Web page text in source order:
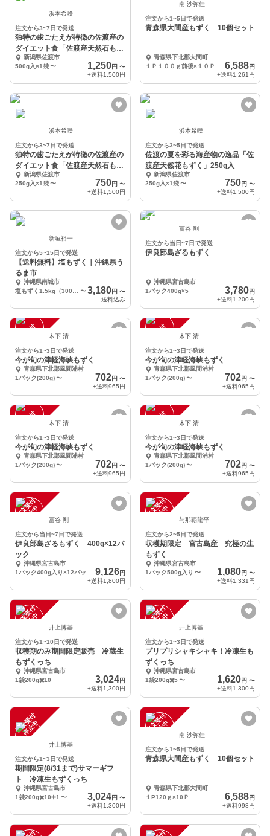
浜本希咲
注文から3~7日で発送
独特の歯ごたえが特徴の佐渡産の
ダイエット食「佐渡産天然石もず
く」500g入
新潟県佐渡市
500g入×1袋〜 1,250円 〜
+送料1,500円
南 沙弥佳
注文から1~5日で発送
青森県大間産もずく 10個セット
青森県下北郡大間町
１Ｐ１００ｇ前後×１０Ｐ
6,588円
+送料1,261円
浜本希咲
注文から3~7日で発送
独特の歯ごたえが特徴の佐渡産の
ダイエット食「佐渡産天然石もず
く」250g入
新潟県佐渡市
250g入×1袋〜 750円 〜
+送料1,500円
浜本希咲
注文から3~5日で発送
佐渡の夏を彩る海産物の逸品「佐
渡産天然花もずく」250g入
新潟県佐渡市
250g入×1袋 〜 750円 〜
+送料1,500円
新垣裕一
注文から5~15日で発送
【送料無料】塩もずく｜沖縄県う
るま市
沖縄県南城市
〜 3,180円 〜
送料込み
冨谷 剛
注文から当日~7日で発送
伊良部島ざるもずく
沖縄県宮古島市
1パック400g×5
3,780円
+送料1,200円
注
文
受
付
停
止 木下 清
注文から1~3日で発送
今が旬の津軽海峡もずく
青森県下北郡風間浦村
1パック(200g)〜 702円 〜
+送料965円
注
文
受
付
停
止 木下 清
注文から1~3日で発送
今が旬の津軽海峡もずく
青森県下北郡風間浦村
1パック(200g) 〜 702円 〜
+送料965円
注
文
受
付
停
止 木下 清
注文から1~3日で発送
今が旬の津軽海峡もずく
青森県下北郡風間浦村
1パック(200g)〜 702円 〜
+送料965円
注
文
受
付
停
止 木下 清
注文から1~3日で発送
今が旬の津軽海峡もずく
青森県下北郡風間浦村
1パック(200g) 〜 702円 〜
+送料965円
注
文
受
付
停
止
中 冨谷 剛
注文から当日~7日で発送
伊良部島ざるもずく 400g×12パ
ック
沖縄県宮古島市
9,126円
+送料1,800円
注
文
受
付
停
止
中 与那覇龍平
注文から2~5日で発送
収穫期限定 宮古島産 究極の生
もずく
沖縄県宮古島市
1パック500g入り 〜 1,080円 〜
+送料1,331円
注
文
受
付
停
止
中 井上博基
注文から1~10日で発送
収穫期のみ期間限定販売 冷蔵生
もずくっち
沖縄県宮古島市
1袋200g✖️10
3,024円
+送料1,300円
注
文
受
付
停
止
中 井上博基
注文から1~3日で発送
プリプリシャキシャキ！冷凍生も
ずくっち
沖縄県宮古島市
1袋200g✖️5 〜 1,620円 〜
+送料1,300円
注
文
受
付
停
止
中
井上博基
注文から1~3日で発送
期間限定(8/31まで)サマーギフ
ト 冷凍生もずくっち
沖縄県宮古島市
1袋200g✖️10➕1 〜 3,024円 〜
+送料1,300円
注
文
受
付
停
止
中 南 沙弥佳
注文から1~5日で発送
青森県大間産もずく 10個セット
青森県下北郡大間町
１P120ｇ×10Ｐ
6,588円
+送料998円